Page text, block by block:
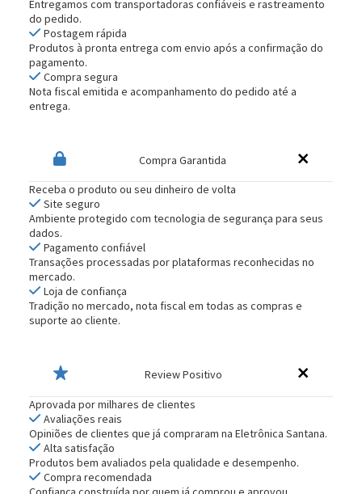
Entregamos com transportadoras confiáveis e rastreamento
do pedido.
Postagem rápida
Produtos à pronta entrega com envio após a confirmação do
pagamento.
Compra segura
Nota fiscal emitida e acompanhamento do pedido até a
entrega.
Compra Garantida
Receba o produto ou seu dinheiro de volta
Site seguro
Ambiente protegido com tecnologia de segurança para seus
dados.
Pagamento confiável
Transações processadas por plataformas reconhecidas no
mercado.
Loja de confiança
Tradição no mercado, nota fiscal em todas as compras e
suporte ao cliente.
Review Positivo
Aprovada por milhares de clientes
Avaliações reais
Opiniões de clientes que já compraram na Eletrônica Santana.
Alta satisfação
Produtos bem avaliados pela qualidade e desempenho.
Compra recomendada